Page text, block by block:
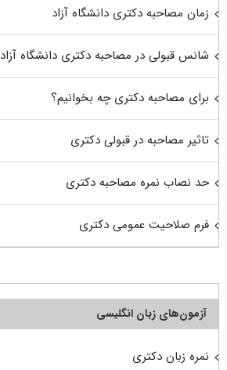
زمان مصاحبه دکتری دانشگاه آزاد
شانس قبولی در مصاحبه دکتری دانشگاه آزاد
برای مصاحبه دکتری چه بخوانیم؟
تاثیر مصاحبه در قبولی دکتری
حد نصاب نمره مصاحبه دکتری
فرم صلاحیت عمومی دکتری
آزمون‌های زبان انگلیسی
نمره زبان دکتری